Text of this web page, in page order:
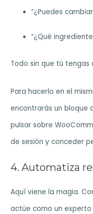
“¿Puedes
“¿Qué
Todo sin que tú tengas
Para hacerlo en el
encontrarás un bloque
pulsar sobre
de sesión y conceder
4. Automatiza
Aquí viene la magia.
actúe como un